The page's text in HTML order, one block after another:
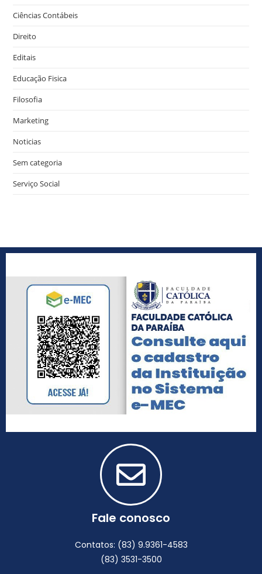
Ciências Contábeis
Direito
Editais
Educação Fisica
Filosofia
Marketing
Noticias
Sem categoria
Serviço Social
Fale conosco
Contatos: (83) 9.9361-4583
(83) 3531-3500